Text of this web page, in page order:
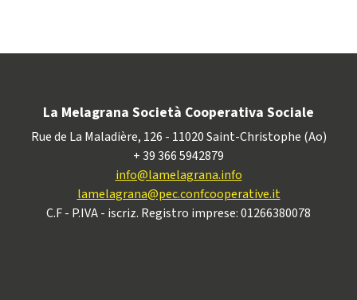
La Melagrana Società Cooperativa Sociale
Rue de La Maladière, 126 - 11020 Saint-Christophe (Ao)
+ 39 366 5942879
info@lamelagrana.info
lamelagrana@pec.confcooperative.it
C.F - P.IVA - iscriz. Registro imprese: 01266380078